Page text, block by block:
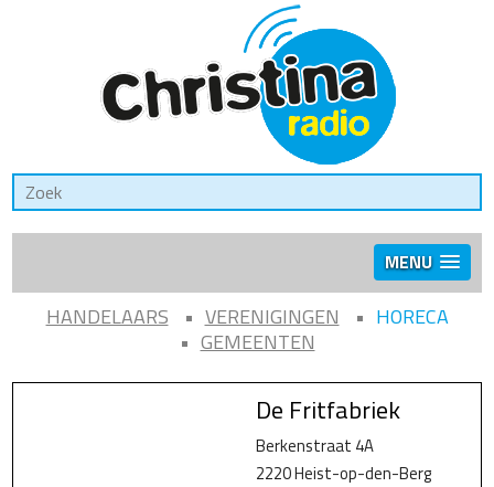
MENU
HANDELAARS VERENIGINGEN
HORECA
GEMEENTEN
De Fritfabriek
Berkenstraat 4A
2220 Heist-op-den-Berg